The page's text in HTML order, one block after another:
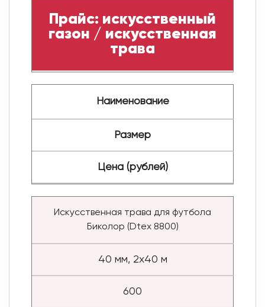
Прайс: искусственный
газон / искусственная
трава
Наименование
Размер
Цена (рублей)
Искусственная трава для футбола
Биколор (Dtex 8800)
40 мм, 2x40 м
600